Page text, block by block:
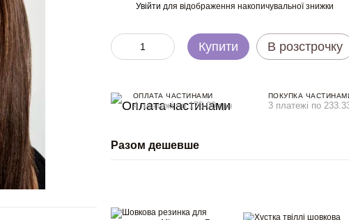
Увійти для відображення накопичувальної знижки
Купити В розстрочку
ОПЛАТА ЧАСТИНАМИ
4 платежі по 175.00 грн
ПОКУПКА
3 платежі по
Разом дешевше